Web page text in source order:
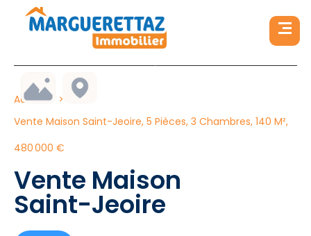
Accueil
Vente Maison Saint-Jeoire, 5 Pièces, 3 Chambres, 140 M²,
480 000 €
Vente Maison
Saint-Jeoire